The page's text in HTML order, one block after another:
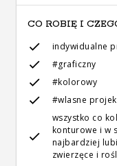
CO ROBIĘ I
indywidualne
#graficzny
#kolorowy
#wlasne
wszystko co
konturowe i w
najbardziej
zwierzęce i